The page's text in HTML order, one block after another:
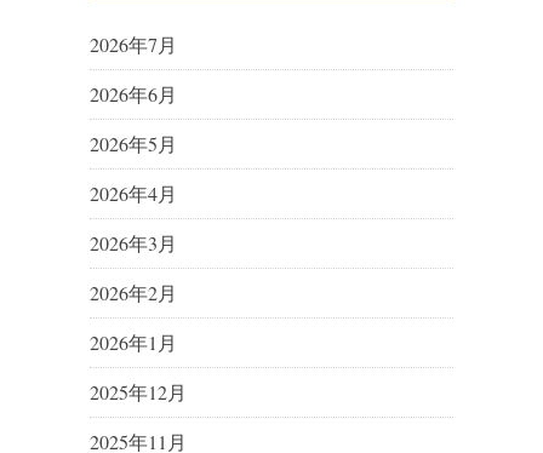
2026年7月
2026年6月
2026年5月
2026年4月
2026年3月
2026年2月
2026年1月
2025年12月
2025年11月